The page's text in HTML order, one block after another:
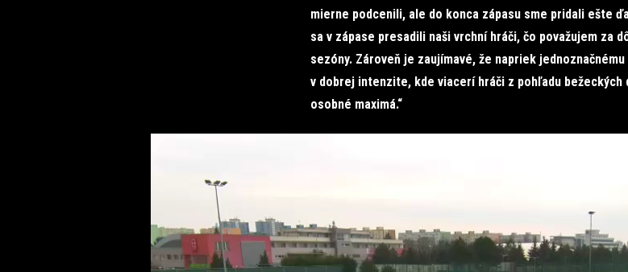
mierne podcenili, ale do konca zápasu sme pridali ešte
sa v zápase presadili naši vrchní hráči, čo považujem za
sezóny. Zároveň je zaujímavé, že napriek
v dobrej intenzite, kde viacerí hráči z pohľadu bežeckých
osobné maximá.“